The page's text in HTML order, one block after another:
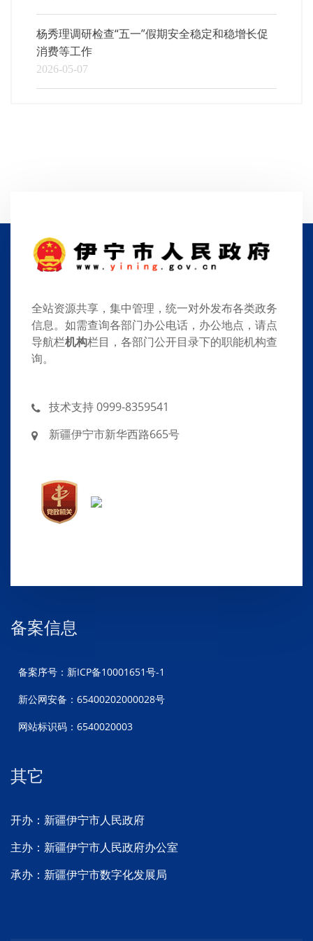
杨秀理调研检查“五一”假期安全稳定和稳增长促
消费等工作
2026-05-07
全站资源共享，集中管理，统一对外发布各类政务
信息。如需查询各部门办公电话，办公地点，请点
导航栏机构栏目，各部门公开目录下的职能机构查
询。
技术支持 0999-8359541
新疆伊宁市新华西路665号
备案信息
备案序号：新ICP备10001651号-1
新公网安备：65400202000028号
网站标识码：6540020003
其它
开办：新疆伊宁市人民政府
主办：新疆伊宁市人民政府办公室
承办：新疆伊宁市数字化发展局